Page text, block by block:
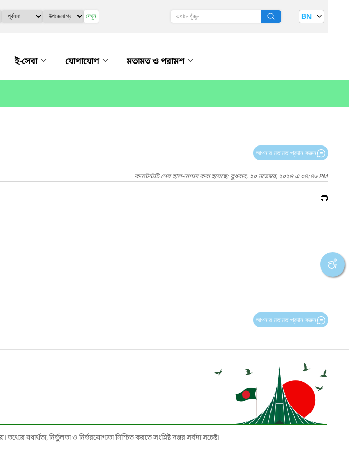
দেখুন BN
ই-সেবা যোগাযোগ মতামত ও পরামশ
আপনার মতামত প্রদান করুন
কনটেন্টটি শেষ হাল-নাগাদ করা হয়েছে: বুধবার, ২০ নভেম্বর, ২০২৪ এ ০৪:৪৬ PM
আপনার মতামত প্রদান করুন
যথার্থতা, নির্ভুলতা ও নির্ভরযোগ্যতা নিশ্চিত করতে সংশ্লিষ্ট দপ্তর সর্বদা সচেষ্ট।